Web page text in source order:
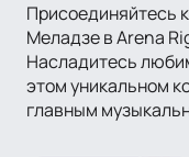
Присоединяйтесь
Меладзе в Arena
Насладитесь
этом уникальном
главным